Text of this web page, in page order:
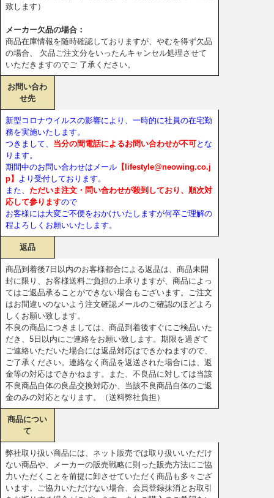
致します）
メーカー欠品の場合：
商品在庫情報を随時確認しておりますが、やむを得ず欠品
の場合、 欠品ご注文分をいったんキャンセル処理させて
いただきますのでご 了承ください。
お問い合わ
せ先
新型コロナウイルスの影響により、一時的に社員の在宅勤
務を実施いたします。
つきまして、 当分の間電話によるお問い合わせが不可とな
ります。
期間中のお問い合わせはメール 【lifestyle@neowing.co.j
p】
より受付しております。
また、 ただいま注文・問い合わせが殺到しており、順次対
応して参りますので
お客様には大変ご不便をおかけいたしますが何卒ご理解の
程よろしくお願いいたします。
返品
商品到着後7日以内のお客様都合による返品は、商品未開
封に限り、お客様送料ご負担の上承りますが、商品によっ
てはご返品承ることができない場合もございます。ご注文
はお間違いのないよう注文確認メールのご確認のほどよろ
しくお願い致します。
不良の商品につきましては、商品到着後すぐにご検品いた
だき、5日以内にご連絡をお願い致します。期限を過ぎて
ご連絡いただいた場合には返品対応はできかねますので、
ご了承ください。連絡なく商品を返送された場合には、返
金等の対応はできかねます。また、不良品に対しては当該
不良商品自体の良品交換対応か、当該不良商品自体のご返
金のみの対応となります。（送料弊社負担）
商品につい
て
弊社取り扱い商品には、ネット販売では取り扱いいただけ
ない商品や、メーカーの販売戦略に則った販売方法にご協
力いただくことを前提に卸させていただく商品も多々ござ
います。ご協力いただけない場合、会員登録抹消とお取引